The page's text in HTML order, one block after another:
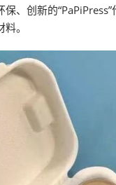
、创新的
。